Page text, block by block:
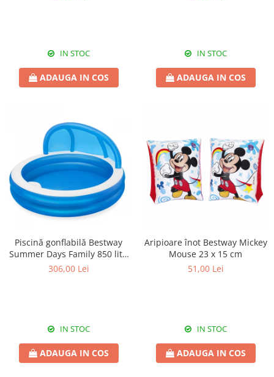
IN STOC
ADAUGA IN COS
IN STOC
ADAUGA IN COS
Piscină gonflabilă Bestway
Summer Days Family 850 litri
232 x 232 x 140 cm
306,00 Lei
IN STOC
ADAUGA IN COS
Aripioare înot Bestway Mickey
Mouse 23 x 15 cm
51,00 Lei
IN STOC
ADAUGA IN COS